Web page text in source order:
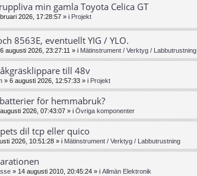
min gamla Toyota Celica GT
2026, 17:28:57 » i Projekt
8563E, eventuellt YIG / YLO.
6 augusti 2026, 23:27:11 » i Mätinstrument / Verktyg / Labbutrustning
till 48v
» 6 augusti 2026, 12:57:33 » i Projekt
för hemmabruk?
2026, 07:43:07 » i Övriga komponenter
dil tcp eller quico
2026, 10:51:28 » i Mätinstrument / Verktyg / Labbutrustning
» 14 augusti 2010, 20:45:24 » i Allmän Elektronik